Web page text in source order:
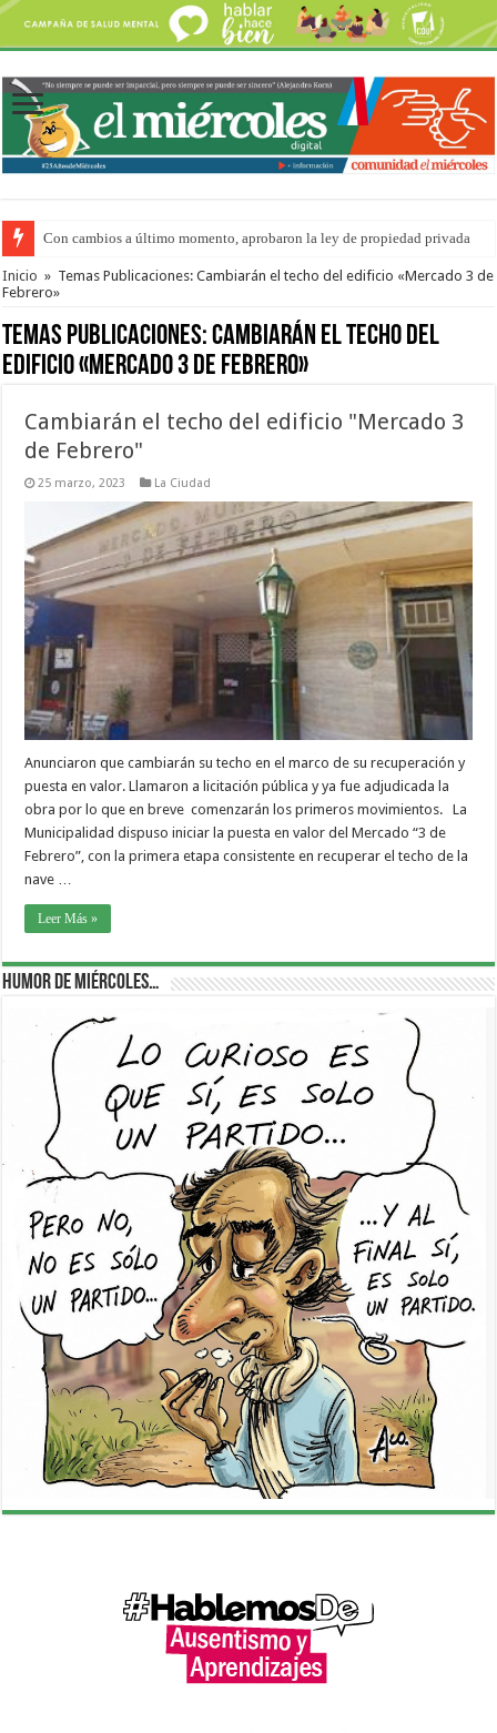
Con cambios a último momento, aprobaron la ley de propiedad privada
Adopción en Entre Ríos: el 35% de los 90 niños, niñas y adolescentes que
Inicio » Temas Publicaciones: Cambiarán el techo del edificio «Mercado 3 de
Febrero»
Temas Publicaciones:Cambiarán el techo del
edificio «Mercado 3 de Febrero»
Cambiarán el techo del edificio "Mercado 3
de Febrero"
25 marzo, 2023 La Ciudad
Anunciaron que cambiarán su techo en el marco de su recuperación y
puesta en valor. Llamaron a licitación pública y ya fue adjudicada la
obra por lo que en breve comenzarán los primeros movimientos. La
Municipalidad dispuso iniciar la puesta en valor del Mercado “3 de
Febrero”, con la primera etapa consistente en recuperar el techo de la
nave …
Leer Más »
Humor de Miércoles…